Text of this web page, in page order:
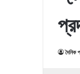
দৈনিক